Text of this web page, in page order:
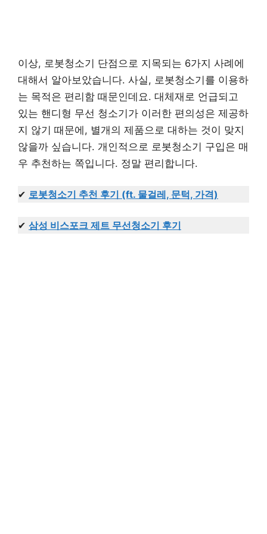
이상, 로봇청소기 단점으로 지목되는 6가지 사례에
대해서 알아보았습니다. 사실, 로봇청소기를 이용하
는 목적은 편리함 때문인데요. 대체재로 언급되고
있는 핸디형 무선 청소기가 이러한 편의성은 제공하
지 않기 때문에, 별개의 제품으로 대하는 것이 맞지
않을까 싶습니다. 개인적으로 로봇청소기 구입은 매
우 추천하는 쪽입니다. 정말 편리합니다.
✔ 로봇청소기 추천 후기 (ft. 물걸레, 문턱, 가격)
✔ 삼성 비스포크 제트 무선청소기 후기